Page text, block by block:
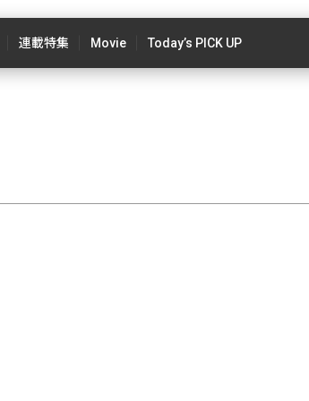
連載特集 Movie Today’s PICK UP